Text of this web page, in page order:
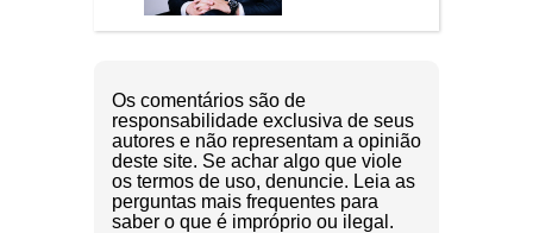
Os comentários são de
responsabilidade exclusiva de seus
autores e não representam a opinião
deste site. Se achar algo que viole
os termos de uso, denuncie. Leia as
perguntas mais frequentes para
saber o que é impróprio ou ilegal.